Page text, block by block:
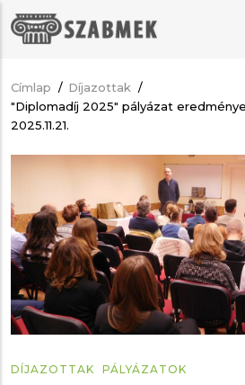
Ugrás
Morzsa
Címlap / Díjazottak /
"Diplomadíj 2025" pályázat
2025.11.21.
DÍJAZOTTAK PÁLYÁZATOK